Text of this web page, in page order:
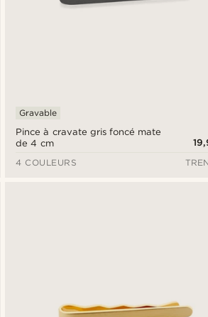
Pince à cravate gris foncé mate
de 4 cm
Gravable
4 COULEURS